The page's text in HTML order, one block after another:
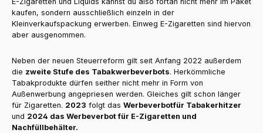
kaufen, sondern ausschließlich einzeln in der
Kleinverkaufspackung erwerben. Einweg E-Zigaretten sind hiervon
aber ausgenommen.
Neben der neuen Steuerreform gilt seit Anfang 2022 außerdem
die zweite Stufe des Tabakwerbeverbots. Herkömmliche
Tabakprodukte dürfen seither nicht mehr in Form von
Außenwerbung angepriesen werden. Gleiches gilt schon länger
für Zigaretten. 2023 folgt das Werbeverbotfür Tabakerhitzer
und 2024 das Werbeverbot für E-Zigaretten und
Nachfüllbehälter.